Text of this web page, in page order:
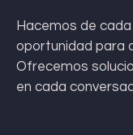
Hacemos de
oportunidad para
Ofrecemos
en cada